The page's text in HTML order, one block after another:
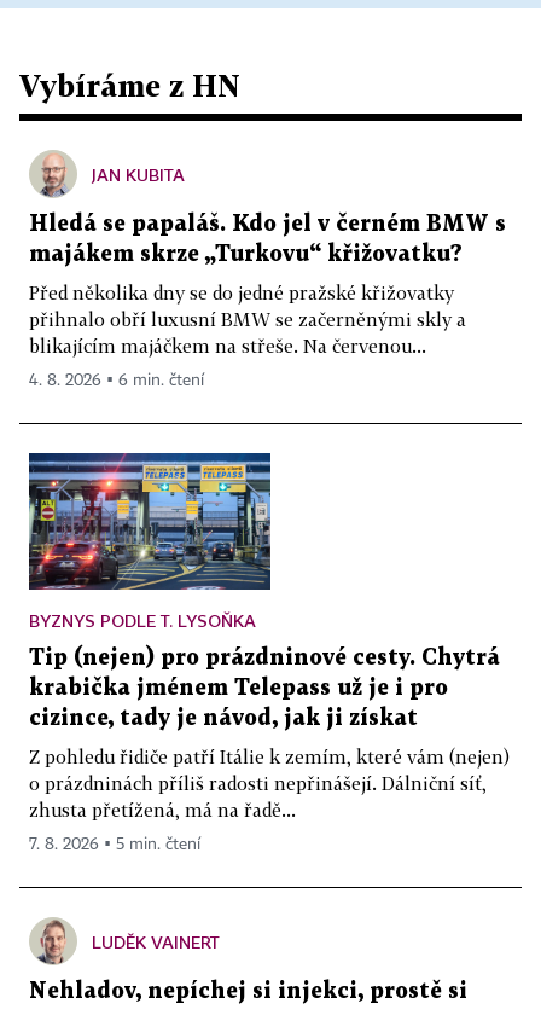
Vybíráme z HN
JAN KUBITA
Hledá se papaláš. Kdo jel v černém BMW s
majákem skrze „Turkovu“ křižovatku?
Před několika dny se do jedné pražské křižovatky
přihnalo obří luxusní BMW se začerněnými skly a
blikajícím majáčkem na střeše. Na červenou...
4. 8. 2026 ▪ 6 min. čtení
BYZNYS PODLE T. LYSOŇKA
Tip (nejen) pro prázdninové cesty. Chytrá
krabička jménem Telepass už je i pro
cizince, tady je návod, jak ji získat
Z pohledu řidiče patří Itálie k zemím, které vám (nejen)
o prázdninách příliš radosti nepřinášejí. Dálniční síť,
zhusta přetížená, má na řadě...
7. 8. 2026 ▪ 5 min. čtení
LUDĚK VAINERT
Nehladov, nepíchej si injekci, prostě si